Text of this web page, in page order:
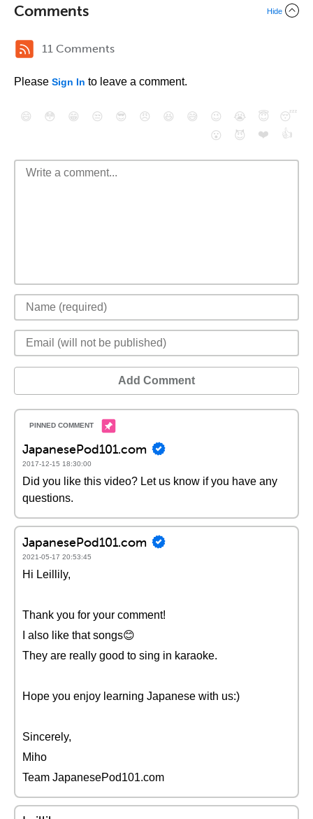
Comments Hide
11 Comments
Please Sign In to leave a comment.
😄 😳 😁 😒 😎 😠 😆 😅 😉 😭 😇
😴
😮
😈 ❤️ 👍
Add Comment
JapanesePod101.com
2017-12-15 18:30:00
Did you like this video? Let us know if you have any
questions.
JapanesePod101.com
2021-05-17 20:53:45
Hi Leillily,
Thank you for your comment!
I also like that songs😊
They are really good to sing in karaoke.
Hope you enjoy learning Japanese with us:)
Sincerely,
Miho
Team JapanesePod101.com